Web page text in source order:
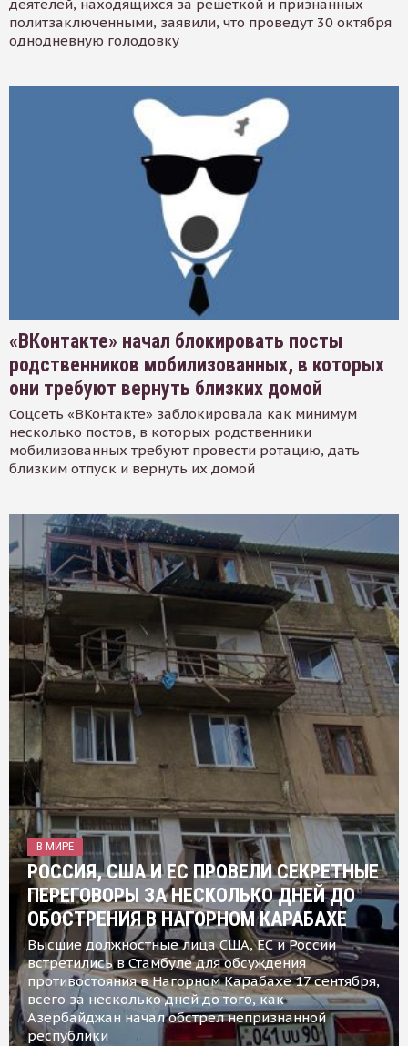
деятелей, находящихся за решеткой и признанных
политзаключенными, заявили, что проведут 30 октября
однодневную голодовку
«ВКонтакте» начал блокировать посты
родственников мобилизованных, в которых
они требуют вернуть близких домой
Соцсеть «ВКонтакте» заблокировала как минимум
несколько постов, в которых родственники
мобилизованных требуют провести ротацию, дать
близким отпуск и вернуть их домой
В МИРЕ
РОССИЯ, США И ЕС ПРОВЕЛИ СЕКРЕТНЫЕ
ПЕРЕГОВОРЫ ЗА НЕСКОЛЬКО ДНЕЙ ДО
ОБОСТРЕНИЯ В НАГОРНОМ КАРАБАХЕ
Высшие должностные лица США, ЕС и России
встретились в Стамбуле для обсуждения
противостояния в Нагорном Карабахе 17 сентября,
всего за несколько дней до того, как
Азербайджан начал обстрел непризнанной
республики